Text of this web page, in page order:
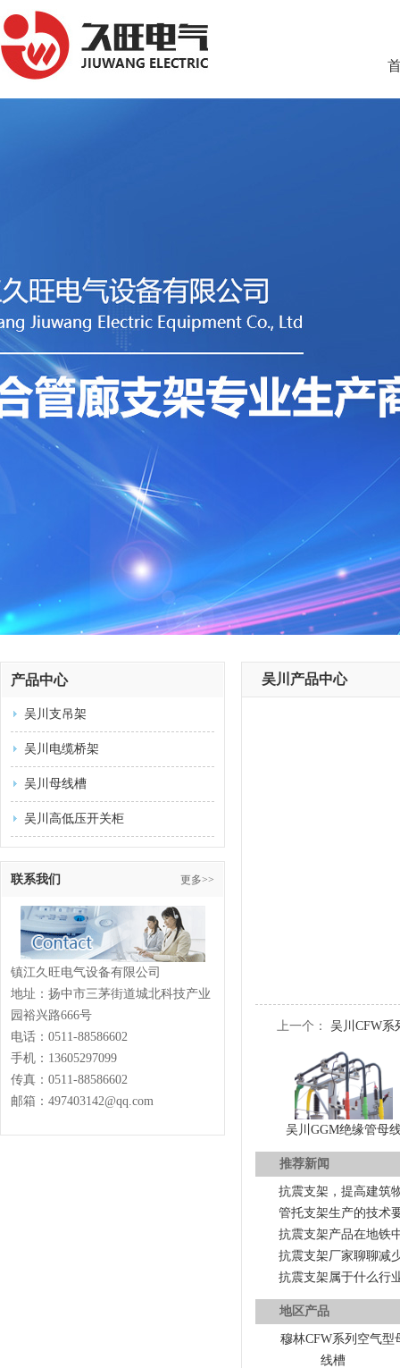
产品中心
吴川支吊架
吴川电缆桥架
吴川母线槽
吴川高低压开关柜
联系我们 更多>>
镇江久旺电气设备有限公司
地址：扬中市三茅街道城北科技产业
园裕兴路666号
电话： 0511-88586602
手机：13605297099
传真： 0511-88586602
邮箱：497403142@qq.com
吴川产品中心
上一个： 吴川CFW系
吴川GGM绝缘管母
推荐新闻
抗震支架，提高建筑
管托支架生产的技术
抗震支架产品在地铁
抗震支架厂家聊聊减
抗震支架属于什么行
地区产品
穆林CFW系列空气型
线槽